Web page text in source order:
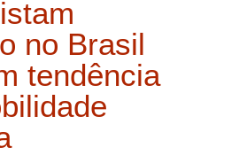
no Brasil
tendência